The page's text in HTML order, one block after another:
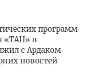
программ
«ТАН» в
с Ардаком
новостей